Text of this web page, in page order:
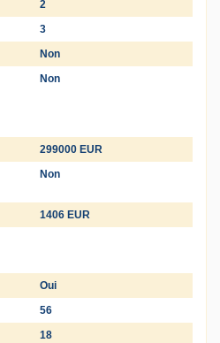
2
3
Non
Non
299000 EUR
Non
1406 EUR
Oui
56
18